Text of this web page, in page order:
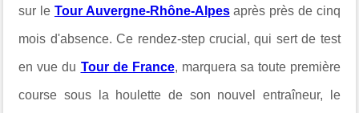
sur le Tour Auvergne-Rhône-Alpesaprès près de cinq
mois d'absence. Ce rendez-step crucial, qui sert de test
en vue du Tour de France, marquera sa toute première
course sous la houlette de son nouvel entraîneur, le